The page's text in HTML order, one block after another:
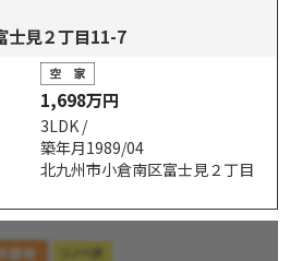
士見２丁目11-7
1,698万円
3LDK /
築年月1989/04
北九州市小倉南区富士見２丁目